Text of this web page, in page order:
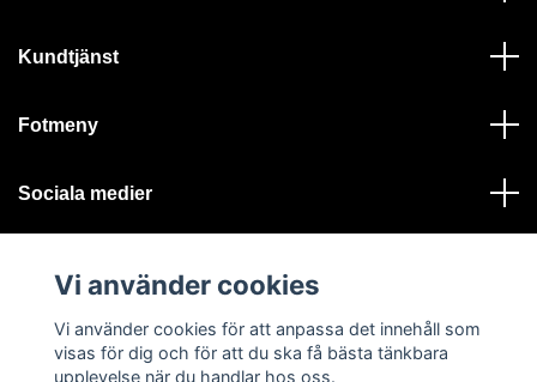
Kundtjänst
Fotmeny
Sociala medier
© 2026 Ystad Skeppshandel - Alla rättigheter reserverade
Vi använder cookies
Vi använder cookies för att anpassa det innehåll som
visas för dig och för att du ska få bästa tänkbara
upplevelse när du handlar hos oss.